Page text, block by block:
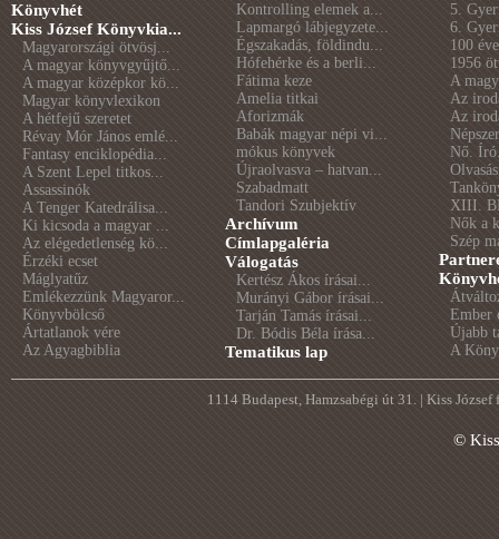
Könyvhét
Kiss József Könyvkia...
Magyarországi ötvösj...
A magyar könyvgyűjtő...
A magyar középkor kö...
Magyar könyvlexikon
A hétfejű szeretet
Révay Mór János emlé...
Fantasy enciklopédia...
A Szent Lepel titkos...
Assassinók
A Tenger Katedrálisa...
Ki kicsoda a magyar ...
Az elégedetlenség kö...
Érzéki ecset
Máglyatűz
Emlékezzünk Magyaror...
Könyvbölcső
Ártatlanok vére
Az Agyagbiblia
Kontrolling elemek a...
Lapmargó lábjegyzete...
Égszakadás, földindu...
Hófehérke és a berli...
Fátima keze
Amelia titkai
Aforizmák
Babák magyar népi vi...
mókus könyvek
Újraolvasva – hatvan...
Szabadmatt
Tandori Szubjektív
Archívum
Címlapgaléria
Válogatás
Kertész Ákos írásai...
Murányi Gábor írásai...
Tarján Tamás írásai...
Dr. Bódis Béla írása...
Tematikus lap
5.
6.
100
1956
A
Az
Az
Nő.
XIII.
Nők a
Szép
Ember
Újabb
A
1114 Budapest, Hamzsabégi út 31. | Kiss
©